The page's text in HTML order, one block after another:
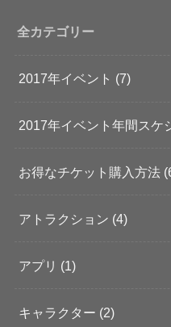
全カテゴリー
2017年イベント (7)
2017年イベント年間スケ
お得なチケット購入方法
アトラクション (4)
アプリ (1)
キャラクター (2)